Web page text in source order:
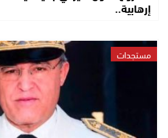
إرهابية..
مستجدات